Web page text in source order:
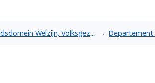
Beleidsdomein Welzijn, Volksgezondheid en Gezin Departement